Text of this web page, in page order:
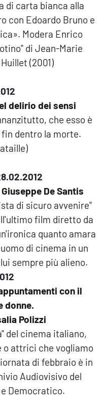
di carta bianca alla
con Edoardo Bruno e
Modera Enrico
di Jean-Marie
(2001)
delirio dei sensi
che esso è
dentro la morte.
De Santis
di sicuro avvenire"
film diretto da
quanto amara
di cinema in un
sempre più alieno.
con il
donne.
Polizzi
del cinema italiano,
attrici che vogliamo
di febbraio è in
Audiovisivo del
Democratico.